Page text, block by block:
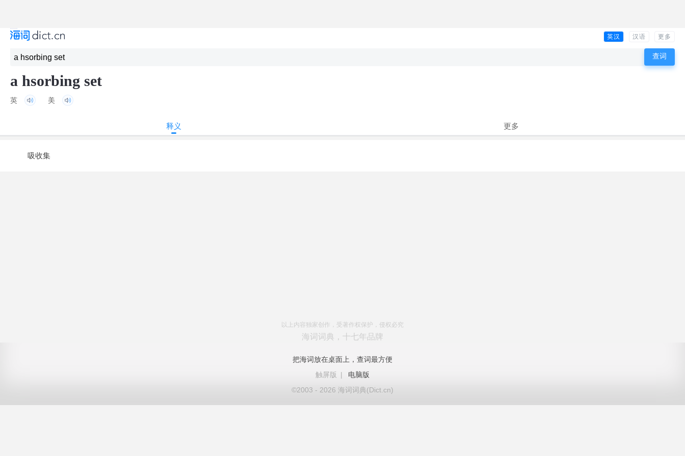
英汉 汉语 更多
a hsorbing set
英 美
释义 更多
吸收集
以上内容独家创作，受著作权保护，侵权必究
海词词典，十七年品牌
把海词放在桌面上，查词最方便
触屏版
|
电脑版
©2003 - 2026 海词词典(Dict.cn)